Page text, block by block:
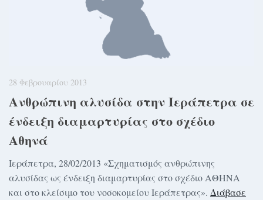
28 Φεβρουαρίου 2013
Ανθρώπινη αλυσίδα στην Ιεράπετρα σε
ένδειξη διαμαρτυρίας στο σχέδιο
Αθηνά
Ιεράπετρα, 28/02/2013 «Σχηματισμός ανθρώπινης
αλυσίδας ως ένδειξη διαμαρτυρίας στο σχέδιο ΑΘΗΝΑ
και στο κλείσιμο του νοσοκομείου Ιεράπετρας». Διάβασε